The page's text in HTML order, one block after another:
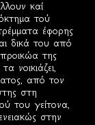
καί
τού
έφορης
δικά του από
της
νοικιάζει,
από τον
στη
του γείτονα,
στην